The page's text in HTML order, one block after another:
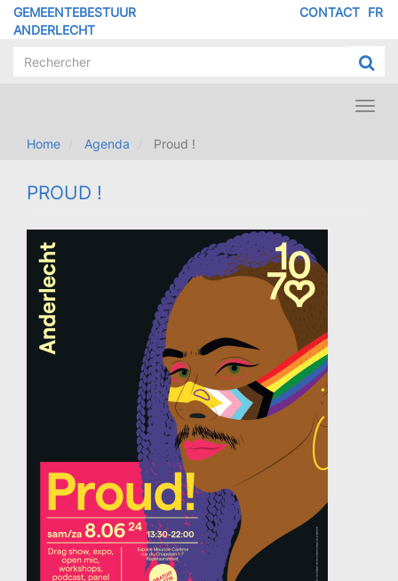
Overslaan
GEMEENTEBESTUUR
ANDERLECHT
FR
CONTACT
Home
Agenda Proud !
PROUD !